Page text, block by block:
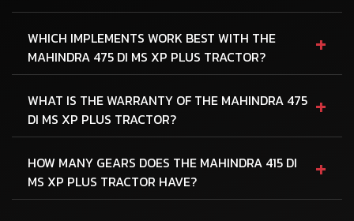
WHICH IMPLEMENTS WORK BEST WITH THE
MAHINDRA 475 DI MS XP PLUS TRACTOR?
+
WHAT IS THE WARRANTY OF THE MAHINDRA 475
DI MS XP PLUS TRACTOR?
+
HOW MANY GEARS DOES THE MAHINDRA 415 DI
MS XP PLUS TRACTOR HAVE?
+